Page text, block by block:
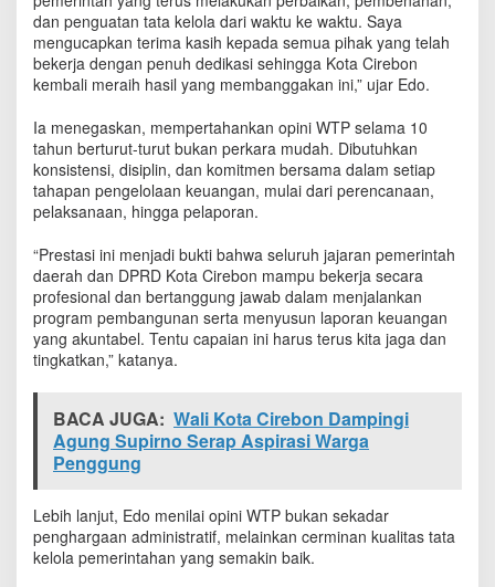
dan penguatan tata kelola dari waktu ke waktu. Saya
mengucapkan terima kasih kepada semua pihak yang telah
bekerja dengan penuh dedikasi sehingga Kota Cirebon
kembali meraih hasil yang membanggakan ini,” ujar Edo.
Ia menegaskan, mempertahankan opini WTP selama 10
tahun berturut-turut bukan perkara mudah. Dibutuhkan
konsistensi, disiplin, dan komitmen bersama dalam setiap
tahapan pengelolaan keuangan, mulai dari perencanaan,
pelaksanaan, hingga pelaporan.
“Prestasi ini menjadi bukti bahwa seluruh jajaran pemerintah
daerah dan DPRD Kota Cirebon mampu bekerja secara
profesional dan bertanggung jawab dalam menjalankan
program pembangunan serta menyusun laporan keuangan
yang akuntabel. Tentu capaian ini harus terus kita jaga dan
tingkatkan,” katanya.
BACA JUGA: Wali Kota Cirebon Dampingi
Agung Supirno Serap Aspirasi Warga
Penggung
Lebih lanjut, Edo menilai opini WTP bukan sekadar
penghargaan administratif, melainkan cerminan kualitas tata
kelola pemerintahan yang semakin baik.